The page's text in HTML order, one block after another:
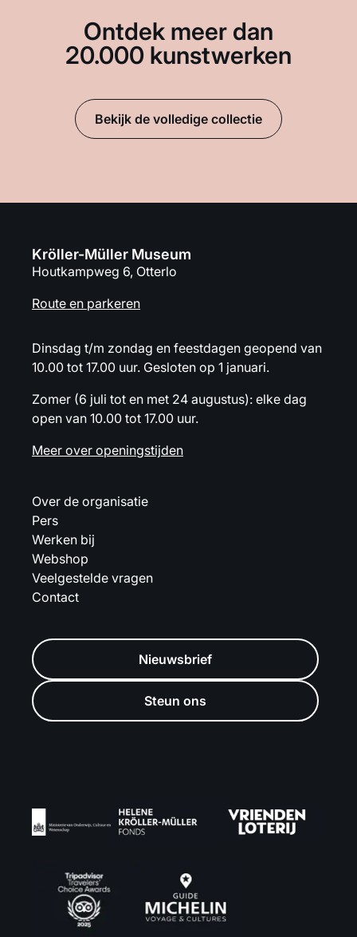
Ontdek meer dan
20.000 kunstwerken
Bekijk de volledige collectie
Kröller-Müller Museum
Houtkampweg 6, Otterlo
Route en parkeren
Dinsdag t/m zondag en feestdagen geopend van
10.00 tot 17.00 uur. Gesloten op 1 januari.
Zomer (6 juli tot en met 24 augustus): elke dag
open van 10.00 tot 17.00 uur.
Meer over openingstijden
Over de organisatie
Pers
Werken bij
Webshop
Veelgestelde vragen
Contact
Nieuwsbrief
Steun ons